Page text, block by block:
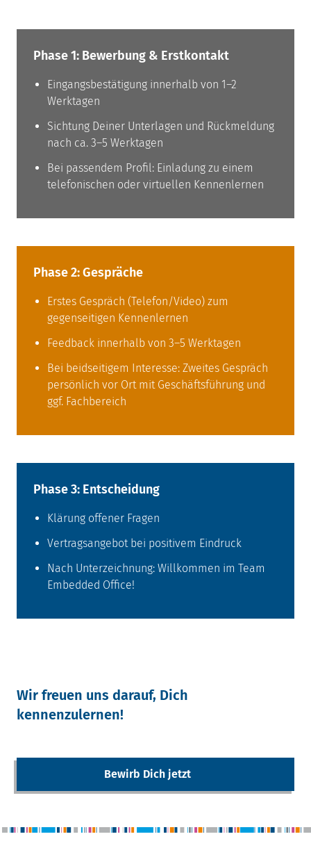
Phase 1: Bewerbung & Erstkontakt
Eingangsbestätigung innerhalb von 1–2
Werktagen
Sichtung Deiner Unterlagen und Rückmeldung
nach ca. 3–5 Werktagen
Bei passendem Profil: Einladung zu einem
telefonischen oder virtuellen Kennenlernen
Phase 2: Gespräche
Erstes Gespräch (Telefon/Video) zum
gegenseitigen Kennenlernen
Feedback innerhalb von 3–5 Werktagen
Bei beidseitigem Interesse: Zweites Gespräch
persönlich vor Ort mit Geschäftsführung und
ggf. Fachbereich
Phase 3: Entscheidung
Klärung offener Fragen
Vertragsangebot bei positivem Eindruck
Nach Unterzeichnung: Willkommen im Team
Embedded Office!
Wir freuen uns darauf, Dich
kennenzulernen!
Bewirb Dich jetzt